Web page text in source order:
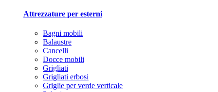
Attrezzature per esterni
Bagni mobili
Balaustre
Cancelli
Docce mobili
Grigliati
Grigliati erbosi
Griglie per verde verticale